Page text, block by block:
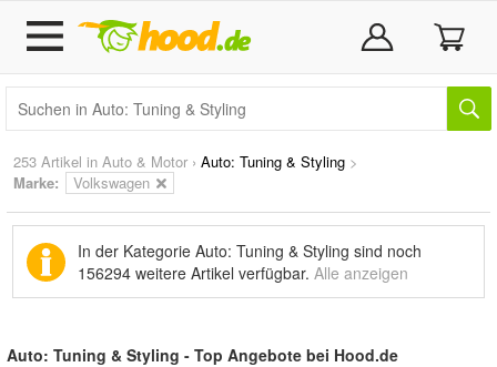
253 Artikel in Auto & Motor › Auto: Tuning & Styling >
Marke: Volkswagen
In der Kategorie Auto: Tuning & Styling sind noch
156294 weitere Artikel verfügbar. Alle anzeigen
Auto: Tuning & Styling - Top Angebote bei Hood.de